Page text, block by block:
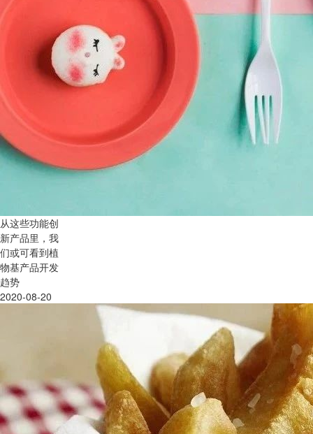
从这些功能创
新产品里，我
们或可看到植
物基产品开发
趋势
2020-08-20